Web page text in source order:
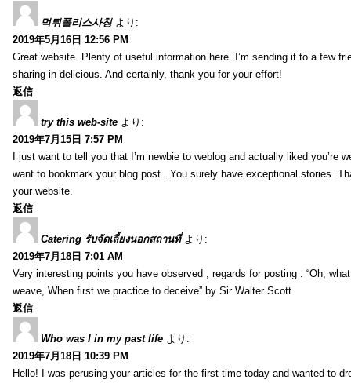
먹튀폴리스사칭 より:
2019年5月16日 12:56 PM
Great website. Plenty of useful information here. I’m sending it to a few
sharing in delicious. And certainly, thank you for your effort!
返信
try this web-site より:
2019年7月15日 7:57 PM
I just want to tell you that I’m newbie to weblog and actually liked you’re
want to bookmark your blog post . You surely have exceptional stories.
your website.
返信
Catering รับจัดเลี้ยงนอกสถานที่ より:
2019年7月18日 7:01 AM
Very interesting points you have observed , regards for posting . “Oh,
weave, When first we practice to deceive” by Sir Walter Scott.
返信
Who was I in my past life より:
2019年7月18日 10:39 PM
Hello! I was perusing your articles for the first time today and wanted to